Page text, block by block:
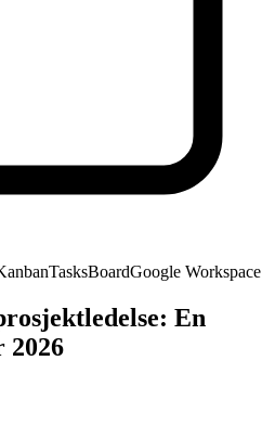
TasksBoardGoogle Workspace
En
2026